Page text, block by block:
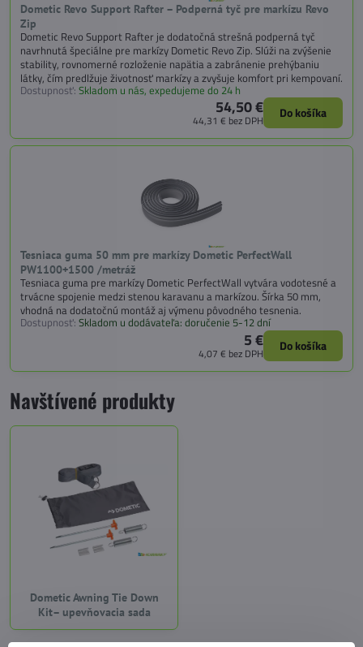
Dometic Revo Support Rafter – Podperná tyč pre markízu Revo
Zip
Dometic Revo Support Rafter je dodatočná strešná podperná tyč
navrhnutá špeciálne pre markízy Dometic Revo Zip. Slúži na zvýšenie
stability, rovnomerné rozloženie napätia a zabránenie prehýbaniu
látky, čím predlžuje životnosť markízy a zvyšuje komfort pri kempovaní.
Dostupnosť: Skladom u nás, expedujeme do 24 h
54,50 €
44,31 € bez DPH Do košíka
Tesniaca guma 50 mm pre markízy Dometic PerfectWall
PW1100+1500 /metráž
Tesniaca guma pre markízy Dometic PerfectWall vytvára vodotesné a
trvácne spojenie medzi stenou karavanu a markízou. Šírka 50 mm,
vhodná na dodatočnú montáž aj výmenu pôvodného tesnenia.
Dostupnosť: Skladom u dodávateľa: doručenie 5-12 dní
5 €
4,07 € bez DPH Do košíka
Navštívené produkty
Dometic Awning Tie Down
Kit– upevňovacia sada